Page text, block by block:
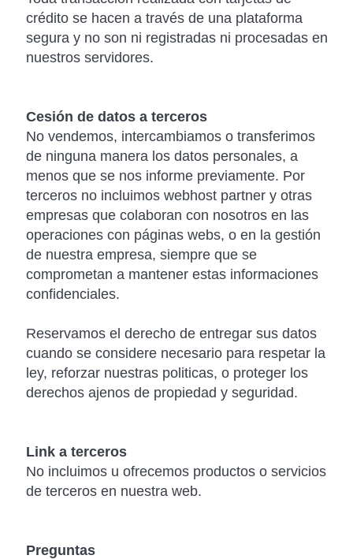
crédito se hacen a través de una plataforma
segura y no son ni registradas ni procesadas en
nuestros servidores.
Cesión de datos a terceros
No vendemos, intercambiamos o transferimos
de ninguna manera los datos personales, a
menos que se nos informe previamente. Por
terceros no incluimos webhost partner y otras
empresas que colaboran con nosotros en las
operaciones con páginas webs, o en la gestión
de nuestra empresa, siempre que se
comprometan a mantener estas informaciones
confidenciales.
Reservamos el derecho de entregar sus datos
cuando se considere necesario para respetar la
ley, reforzar nuestras politicas, o proteger los
derechos ajenos de propiedad y seguridad.
Link a terceros
No incluimos u ofrecemos productos o servicios
de terceros en nuestra web.
Preguntas